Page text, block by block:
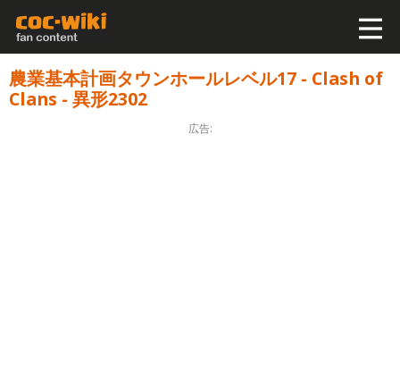
農業基本計画タウンホールレベル17 - Clash of
Clans - 異形2302
広告: